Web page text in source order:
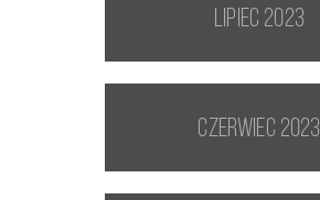
lipiec 2023
czerwiec 2023